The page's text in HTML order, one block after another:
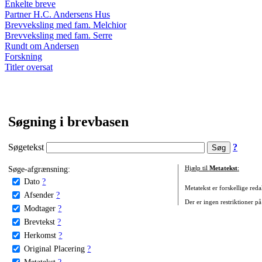
Enkelte breve
Partner H.C. Andersens Hus
Brevveksling med fam. Melchior
Brevveksling med fam. Serre
Rundt om Andersen
Forskning
Titler oversat
Søgning i brevbasen
Søgetekst ?
Søge-afgrænsning:
Dato ?
Afsender ?
Modtager ?
Brevtekst ?
Herkomst ?
Original Placering ?
Hjælp til Metatekst:
Metatekst er forskellige
Der er ingen restriktioner